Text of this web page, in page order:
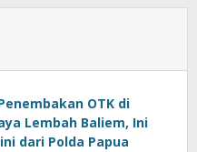
OTK di
Lembah Baliem, Ini
dari Polda Papua